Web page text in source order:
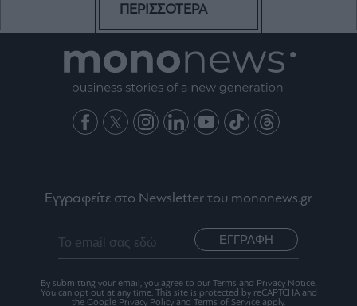
ΠΕΡΙΣΣΟΤΕΡΑ
Εγγραφείτε στο Newsletter του mononews.gr
ΕΓΓΡΑΦΗ
By submitting your email, you agree to our Terms and Privacy Notice.
You can opt out at any time. This site is protected by reCAPTCHA and
the Google Privacy Policy and Terms of Service apply.